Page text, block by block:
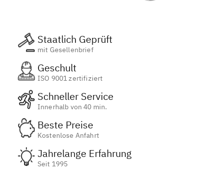
Staatlich Geprüft
mit Gesellenbrief
Geschult
ISO 9001 zertifiziert
Schneller Service
Innerhalb von 40 min.
Beste Preise
Kostenlose Anfahrt
Jahrelange Erfahrung
Seit 1995